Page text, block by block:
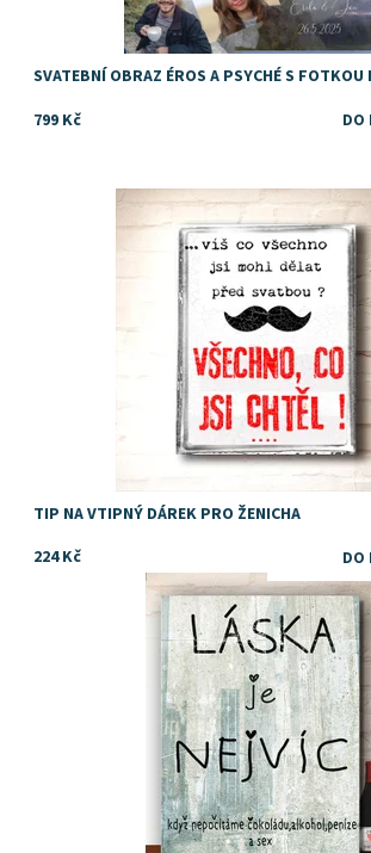
SVATEBNÍ OBRAZ ÉROS A PSYCHÉ S FOTKOU
799 Kč
Dostupnost: Skladem
TIP NA VTIPNÝ DÁREK PRO ŽENICHA
224 Kč
Skladem